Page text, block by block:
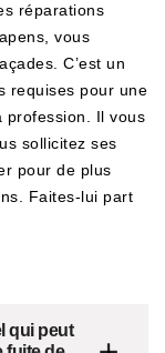
réparations
vous
C’est un
requises pour une
profession. Il vous
sollicitez ses
pour de plus
Faites-lui part
qui peut